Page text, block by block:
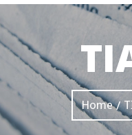
Home /